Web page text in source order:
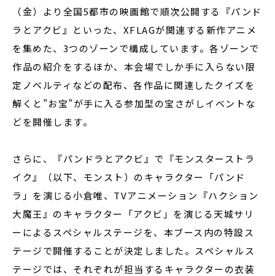
（金）より全国5都市の映画館で順次公開する『パンド
ラとアクビ』といった、XFLAGが関連する新作アニメ
を集めた、3つのゾーンで構成しています。各ゾーンで
作品の紹介をするほか、本会場でしか手に入らない限
定ノベルティなどの配布、各作品に関連したクイズを
解くと”お宝”が手に入る参加型の宝さがしイベントな
どを開催します。
さらに、『パンドラとアクビ』で『モンスターストラ
イク』（以下、モンスト）のキャラクター「パンド
ラ」を演じる小倉唯、TVアニメーション『ハクション
大魔王』のキャラクター「アクビ」を演じる天城サリ
ーによるスペシャルステージを、本ブース内の特設ス
テージで開催することが決定しました。スペシャルス
テージでは、それぞれが担当するキャラクターの衣装